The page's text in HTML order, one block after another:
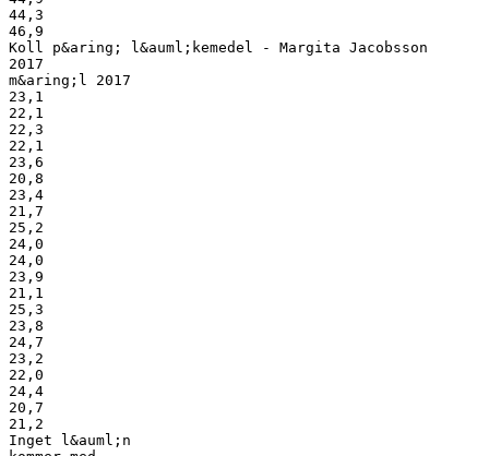
44,3
46,9
Koll p&aring; l&auml;kemedel - Margita Jacobsson
2017
m&aring;l 2017
23,1
22,1
22,3
22,1
23,6
20,8
23,4
21,7
25,2
24,0
24,0
23,9
21,1
25,3
23,8
24,7
23,2
22,0
24,4
20,7
21,2
Inget l&auml;n